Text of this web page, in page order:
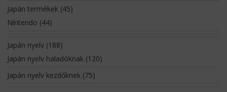
Japán termékek(45)
Nintendo (44)
Japán nyelv(188)
Japán nyelv haladóknak(120)
Japán nyelv kezdőknek(75)